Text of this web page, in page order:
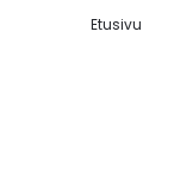
Etusivu‎